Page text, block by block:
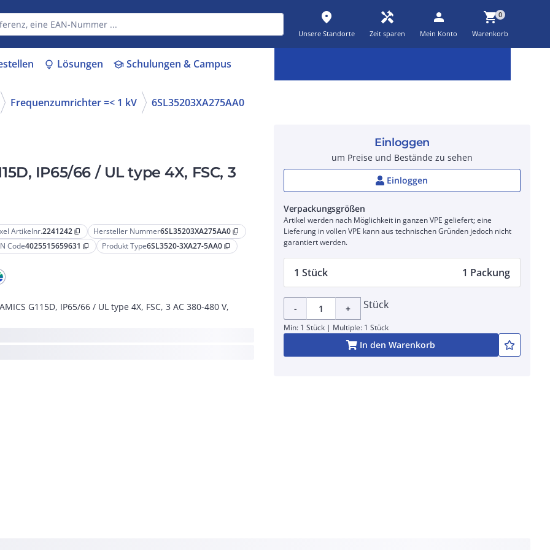
place
Unsere Standorte
handyman
Zeit sparen
person
Mein Konto
shopping_cart0
Warenkorb
lightbulb Lösungen schoolSchulungen & Campus
Frequenzumrichter =< 1 kV 6SL35203XA275AA0
IP65/66 / UL type 4X, FSC, 3
Artikelnr.2241242 content_copy Hersteller Nummer6SL35203XA275AA0 content_copy
Code4025515659631 content_copy Produkt Type6SL3520-3XA27-5AA0 content_copy
G115D, IP65/66 / UL type 4X, FSC, 3 AC 380-480 V,
Einloggen
um Preise und Bestände zu sehen
Einloggen
Verpackungsgrößen
Artikel werden nach Möglichkeit in ganzen VPE geliefert; eine
Lieferung in vollen VPE kann aus technischen Gründen jedoch nicht
garantiert werden.
1 Stück 1 Packung
- + Stück
Min: 1 Stück | Multiple: 1 Stück
In den Warenkorb